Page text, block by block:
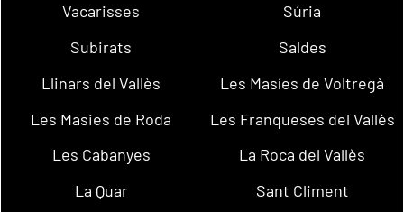
Vacarisses
Súria
Subirats
Saldes
Llinars del Vallès
Les Masíes de Voltregà
Les Masies de Roda
Les Franqueses del Vallès
Les Cabanyes
La Roca del Vallès
La Quar
Sant Climent